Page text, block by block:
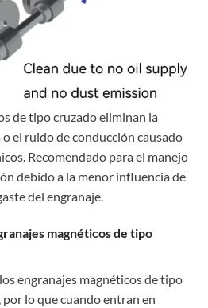
de tipo cruzado eliminan la
el ruido de conducción causado
Recomendado para el manejo
debido a la menor influencia de
del engranaje.
magnéticos de tipo
engranajes magnéticos de tipo
lo que cuando entran en